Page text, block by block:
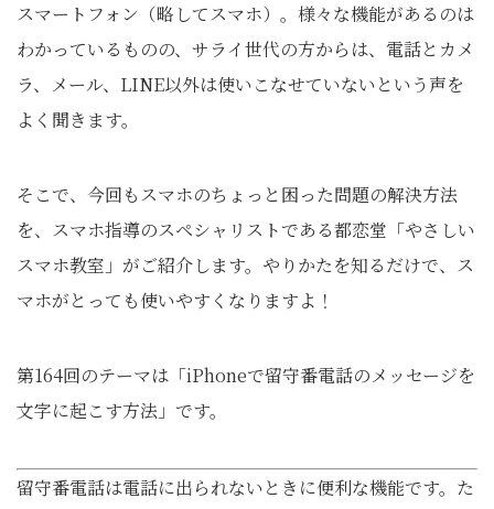
スマートフォン（略してスマホ）。様々な機能があるのは
わかっているものの、サライ世代の方からは、電話とカメ
ラ、メール、LINE以外は使いこなせていないという声を
よく聞きます。
そこで、今回もスマホのちょっと困った問題の解決方法
を、スマホ指導のスペシャリストである都恋堂「やさしい
スマホ教室」がご紹介します。やりかたを知るだけで、ス
マホがとっても使いやすくなりますよ！
第164回のテーマは「iPhoneで留守番電話のメッセージを
文字に起こす方法」です。
留守番電話は電話に出られないときに便利な機能です。た